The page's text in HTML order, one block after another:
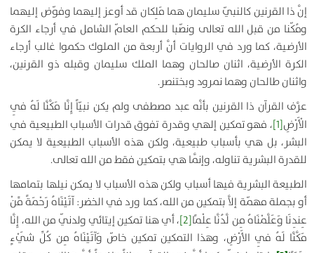
إنَّ ذا القرنين كالنبيّ سليمان هما مَلِكان قد أوعز إليهما وفوّض إليهما
ومُكّنا من قبل الله تعالى ونصّبا للحكم العامّ الشامل في أرجاء الكرة
الأرضية، كما ورد في الروايات أنَّ أربعة من الملوك حكموا غالب أرجاء
الكرة الأرضية، اثنان صالحان وهما الملك سليمان وقبله ذو القرنين،
واثنان طالحان وهما نمرود وبختنصر.
عرَّف القرآن ذا القرنين بأنَّه عبد مصطفى ولم يكن نبيّاً إِنَّا مَكَّنَّا لَهُ فِي
الْأَرْضِ[1] ، فهو تمكين إلهي وقدرة تفوق قدرات الأسباب الطبيعية في
البشر، بل هي بأسباب طبيعية، ولكن هذه الأسباب الطبيعية لا يمكن
للقدرة البشرية تناوله، وإنَّما هي بتمكين فقط من الله تعالى.
الطبيعة البشرية فيها أسباب ولكن هذه الأسباب لا يمكن نيلها بتمامها
أو بجملة مهمّة إلاَّ بتمكين من الله، كما ورد في الخضر:آتَيْنَاهُ رَحْمَةً مِّنْ
عِندِنَا وَعَلَّمْنَاهُ مِن لَّدُنَّا عِلْمًا[2] ، أي هنا تمكين إيتائي ولدنّي من الله، إِنَّا
مَكَّنَّا لَهُ فِي الأَرْضِ، وهذا التمكين تمكين خاصّ وَآتَيْنَاهُ مِن كُلِّ شَيْءٍ